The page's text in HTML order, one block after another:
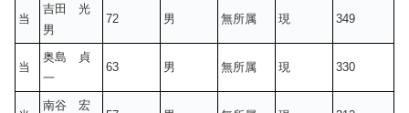
当
吉田 光
男
72 男 無所属 現 349
当
奥島 貞
一
63 男 無所属 現 330
南谷 宏